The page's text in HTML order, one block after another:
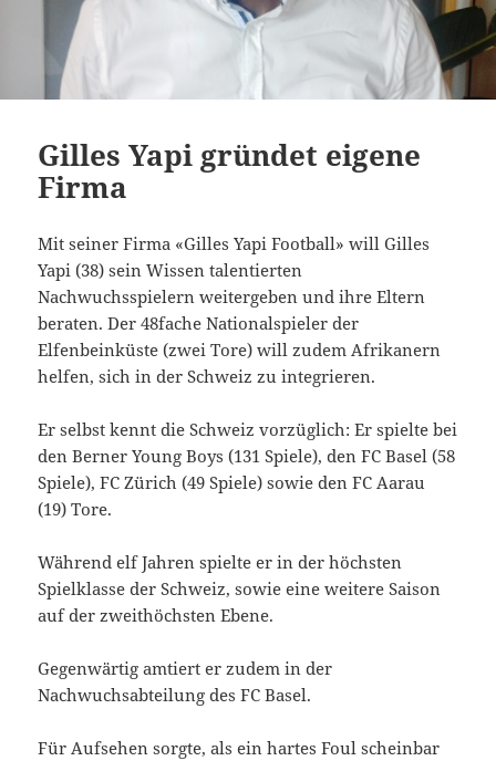
Gilles Yapi gründet eigene
Firma
Mit seiner Firma «Gilles Yapi Football» will Gilles
Yapi (38) sein Wissen talentierten
Nachwuchsspielern weitergeben und ihre Eltern
beraten. Der 48fache Nationalspieler der
Elfenbeinküste (zwei Tore) will zudem Afrikanern
helfen, sich in der Schweiz zu integrieren.
Er selbst kennt die Schweiz vorzüglich: Er spielte bei
den Berner Young Boys (131 Spiele), den FC Basel (58
Spiele), FC Zürich (49 Spiele) sowie den FC Aarau
(19) Tore.
Während elf Jahren spielte er in der höchsten
Spielklasse der Schweiz, sowie eine weitere Saison
auf der zweithöchsten Ebene.
Gegenwärtig amtiert er zudem in der
Nachwuchsabteilung des FC Basel.
Für Aufsehen sorgte, als ein hartes Foul scheinbar